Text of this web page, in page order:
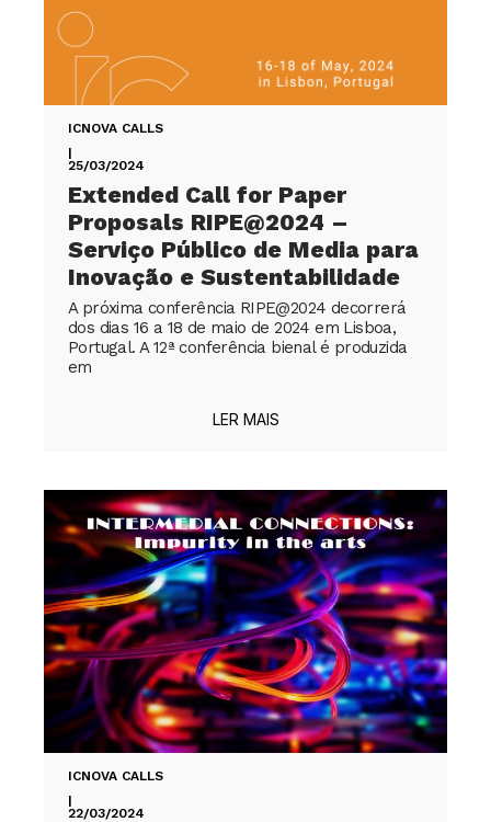
ICNOVA CALLS
|
25/03/2024
Extended Call for Paper
Proposals RIPE@2024 –
Serviço Público de Media para
Inovação e Sustentabilidade
A próxima conferência RIPE@2024 decorrerá
dos dias 16 a 18 de maio de 2024 em Lisboa,
Portugal. A 12ª conferência bienal é produzida
em
LER MAIS
ICNOVA CALLS
|
22/03/2024